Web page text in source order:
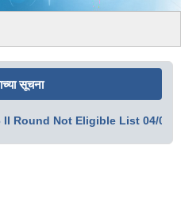
सूचना
Not Eligible List 04/08/26